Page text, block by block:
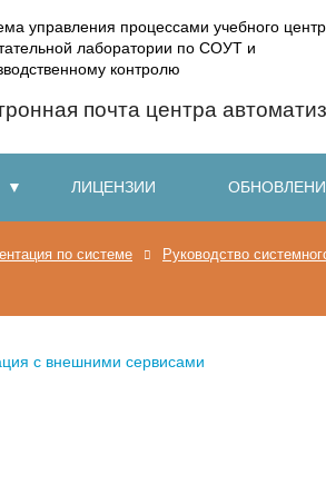
управления процессами учебного
лаборатории по СОУТ и
контролю
ЛИЦЕНЗИИ
по системе Руководство
с внешними сервисами